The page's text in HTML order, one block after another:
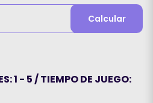
Calcular
1 - 5 / TIEMPO DE JUEGO: